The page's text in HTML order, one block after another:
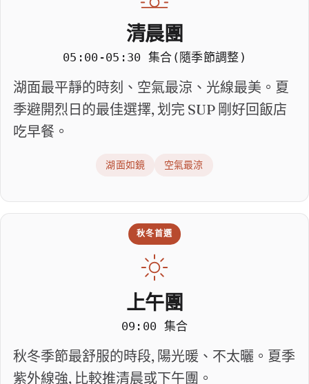
清晨團
05:00-05:30 集合(隨季節調整)
湖面最平靜的時刻、空氣最涼、光線最美。夏
季避開烈日的最佳選擇, 划完 SUP 剛好回飯店
吃早餐。
湖面如鏡 空氣最涼
秋冬首選
上午團
09:00 集合
秋冬季節最舒服的時段, 陽光暖、不太曬。夏季
紫外線強, 比較推清晨或下午團。